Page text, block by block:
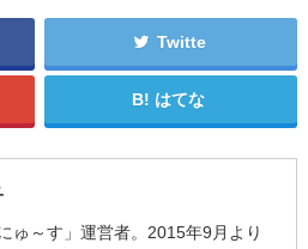
Twitte
はてな
にゅ～す」運営者。2015年9月より